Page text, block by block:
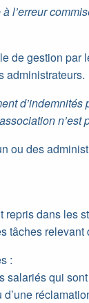
l’erreur
de gestion par
administrateurs.
n’est
ou des
dans les
tâches
:
salariés qui